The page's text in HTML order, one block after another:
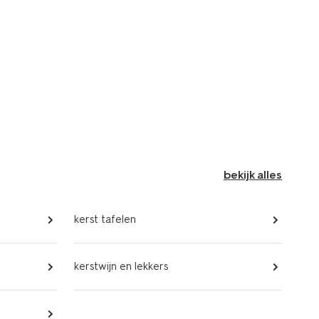
bekijk alles
kerst tafelen
kerstwijn en lekkers